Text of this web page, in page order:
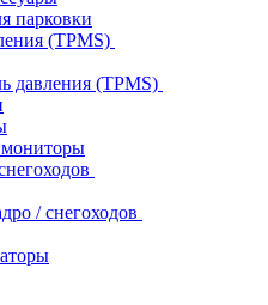
парковки
(TPMS)
давления (TPMS)
/ снегоходов